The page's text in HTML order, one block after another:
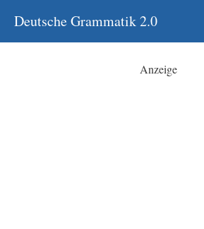
Inhalt
springen
Deutsche Grammatik 2.0
Anzeige